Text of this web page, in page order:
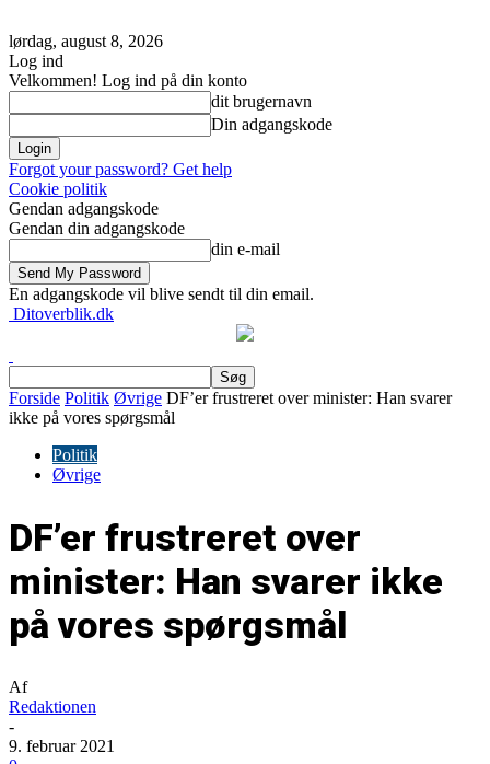
lørdag, august 8, 2026
Log ind
Velkommen! Log ind på din konto
dit brugernavn
Din adgangskode
Forgot your password? Get help
Cookie politik
Gendan adgangskode
Gendan din adgangskode
din e-mail
En adgangskode vil blive sendt til din email.
Ditoverblik.dk
Forside Politik Øvrige DF’er frustreret over minister: Han svarer
ikke på vores spørgsmål
Politik
Øvrige
DF’er frustreret over
minister: Han svarer ikke
på vores spørgsmål
Af
Redaktionen
-
9. februar 2021